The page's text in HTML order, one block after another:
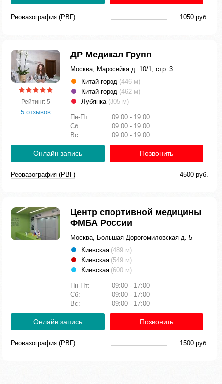
Реовазография (РВГ) 1050 руб.
Рейтинг: 5
5 отзывов
ДР Медикал Групп
Москва, Маросейка д. 10/1, стр. 3
Китай-город (446 м)
Китай-город (462 м)
Лубянка (805 м)
Пн-Пт:
09:00 - 19:00
Сб:
09:00 - 19:00
Вс:
09:00 - 19:00
Онлайн запись Позвонить
Реовазография (РВГ) 4500 руб.
Центр спортивной медицины
ФМБА России
Москва, Большая Дорогомиловская д. 5
Киевская (489 м)
Киевская (549 м)
Киевская (600 м)
Пн-Пт:
09:00 - 17:00
Сб:
09:00 - 17:00
Вс:
09:00 - 17:00
Онлайн запись Позвонить
Реовазография (РВГ) 1500 руб.